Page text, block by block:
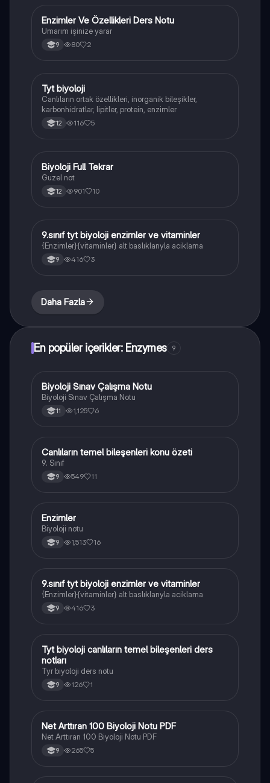
Biyoloji
Enzimler Ve Özellikleri Ders Notu
Umarım işinize yarar
9 80 2
Biyoloji
Tyt biyoloji
Canlıların ortak özellikleri, inorganik bileşikler,
karbonhidratlar, lipitler, protein, enzimler
12 116 5
Biyoloji
Biyoloji Full Tekrar
Guzel not
12 901 10
Biyoloji
9.sınıf tyt biyoloji enzimler ve vitaminler
{Enzimler}{vitaminler} alt baslıklarıyla aciklama
9 416 3
Daha Fazla
En popüler içerikler: Enzymes 9
Biyoloji
Biyoloji Sınav Çalışma Notu
Biyoloji Sınav Çalışma Notu
11 1,125 6
Biyoloji
Canlıların temel bileşenleri konu özeti
9. Sınıf
9 549 11
Biyoloji
Enzimler
Biyoloji notu
9 1,513 16
Biyoloji
9.sınıf tyt biyoloji enzimler ve vitaminler
{Enzimler}{vitaminler} alt baslıklarıyla aciklama
9 416 3
Biyoloji
Tyt biyoloji canlıların temel bileşenleri ders
notları
Tyr biyoloji ders notu
9 126 1
Biyoloji
Net Arttıran 100 Biyoloji Notu PDF
Net Arttıran 100 Biyoloji Notu PDF
9 265 5